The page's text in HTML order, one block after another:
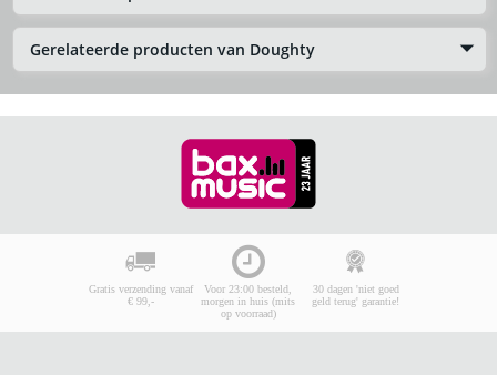
Gerelateerde producten van Doughty
Gratis verzending vanaf
€ 99,-
Voor 23:00 besteld,
morgen in huis (mits
op voorraad)
30 dagen 'niet goed
geld terug' garantie!